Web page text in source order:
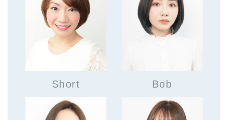
Short Bob